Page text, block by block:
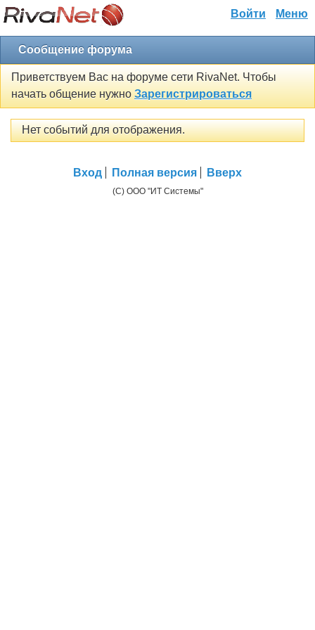
Войти Меню
Сообщение форума
Приветствуем Вас на форуме сети RivaNet. Чтобы
начать общение нужно Зарегистрироваться
Нет событий для отображения.
Вход Полная версия Вверх
(C) ООО "ИТ Системы"